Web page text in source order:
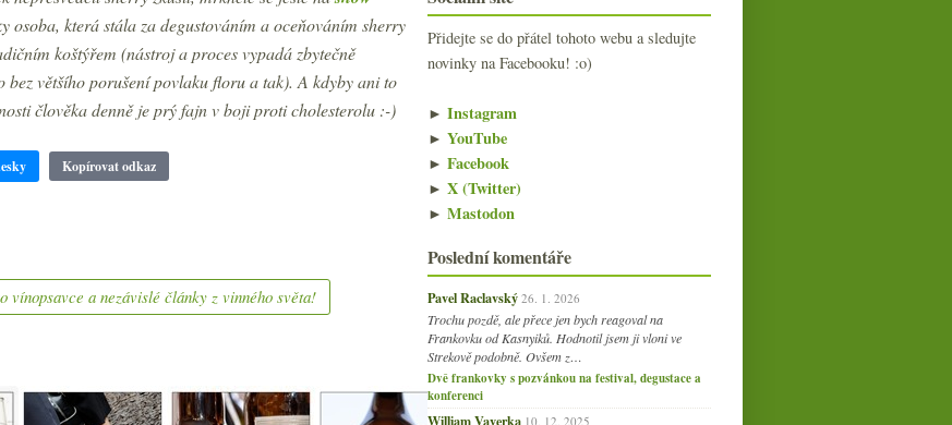
osoba, která stála za degustováním a oceňováním sherry
koštýřem (nástroj a proces vypadá zbytečně
většího porušení povlaku floru a tak). A kdyby ani to
člověka denně je prý fajn v boji proti cholesterolu :-)
Kopírovat odkaz
vínopsavce a nezávislé články z vinného světa!
Přidejte se do přátel tohoto webu a sledujte
novinky na Facebooku! :o)
► Instagram
► YouTube
► Facebook
► X (Twitter)
► Mastodon
Poslední komentáře
Pavel Raclavský 26. 1. 2026
Trochu pozdě, ale přece jen bych reagoval na
Frankovku od Kasnyiků. Hodnotil jsem ji vloni ve
Strekově podobně. Ovšem z…
Dvě frankovky s pozvánkou na festival, degustace a
konferenci
William Vaverka 10. 12. 2025